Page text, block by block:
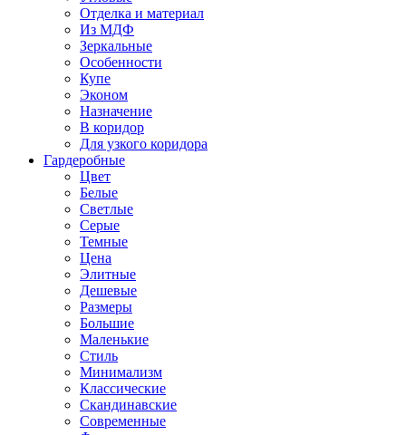
Отделка и материал
Из МДФ
Зеркальные
Особенности
Купе
Эконом
Назначение
В коридор
Для узкого коридора
Гардеробные
Цвет
Белые
Светлые
Серые
Темные
Цена
Элитные
Дешевые
Размеры
Большие
Маленькие
Стиль
Минимализм
Классические
Скандинавские
Современные